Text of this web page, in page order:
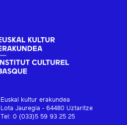
Euskal kultur erakundea
Lota Jauregia - 64480 Uztaritze
Tel: 0 (033)5 59 93 25 25